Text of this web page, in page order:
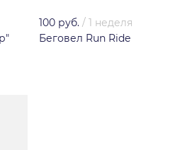
100 руб. / 1 неделя
Беговел Run Ride